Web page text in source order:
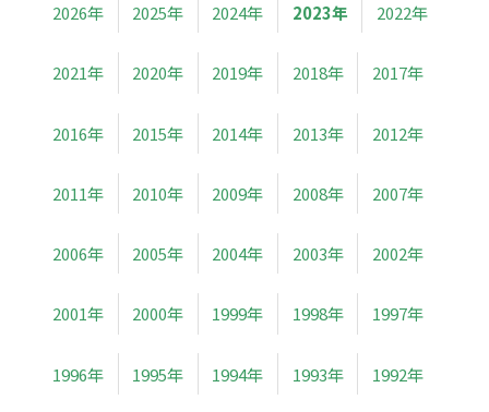
2026年 2025年 2024年 2023年 2022年
2021年 2020年 2019年 2018年 2017年
2016年 2015年 2014年 2013年 2012年
2011年 2010年 2009年 2008年 2007年
2006年 2005年 2004年 2003年 2002年
2001年 2000年 1999年 1998年 1997年
1996年 1995年 1994年 1993年 1992年